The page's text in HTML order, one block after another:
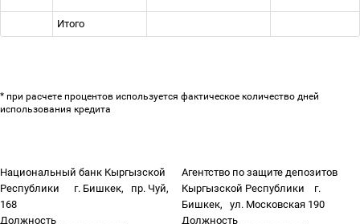
Итого
* при расчете процентов используется фактическое количество дней
использования кредита
Национальный банк Кыргызской
Республики
г. Бишкек,
пр. Чуй,
168
Агентство по защите депозитов
Кыргызской Республики
г.
Бишкек,
ул. Московская 190
Должность ______________
Должность ______________